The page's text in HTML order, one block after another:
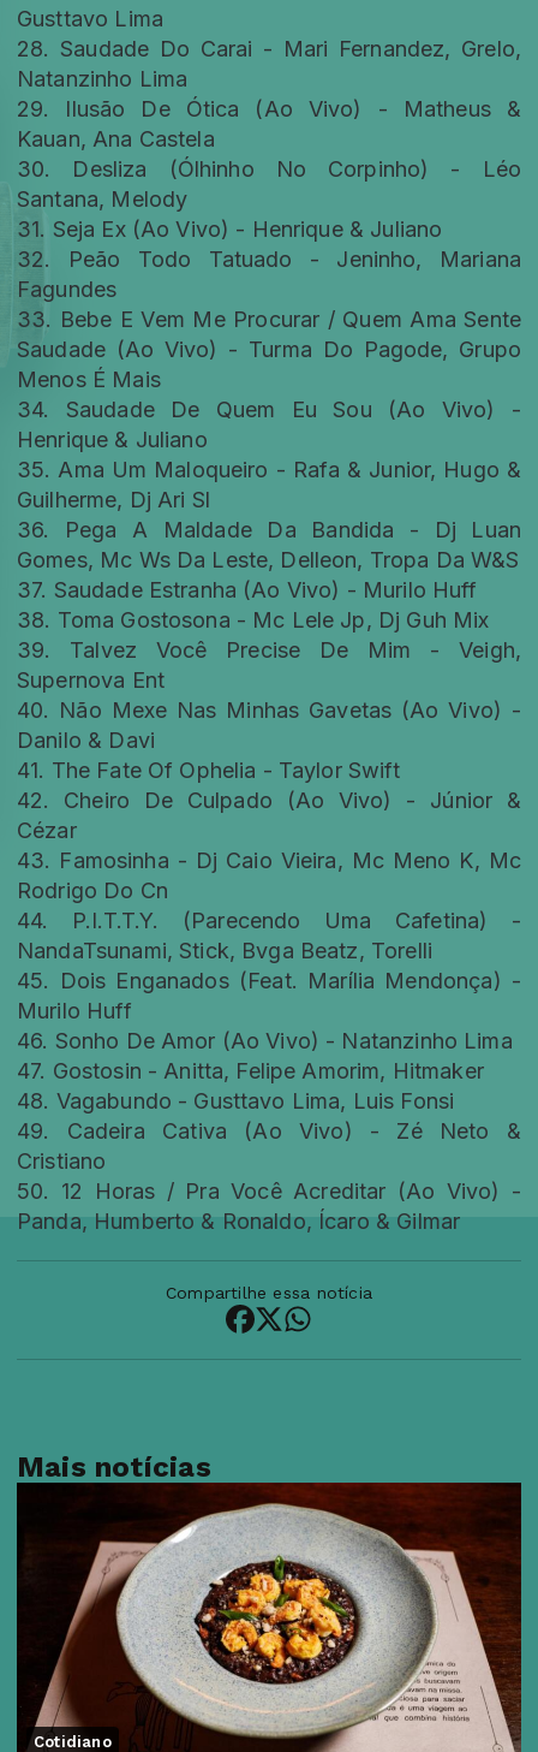
Gusttavo Lima
28. Saudade Do Carai - Mari Fernandez, Grelo,
Natanzinho Lima
29. Ilusão De Ótica (Ao Vivo) - Matheus &
Kauan, Ana Castela
30. Desliza (Ólhinho No Corpinho) - Léo
Santana, Melody
31. Seja Ex (Ao Vivo) - Henrique & Juliano
32. Peão Todo Tatuado - Jeninho, Mariana
Fagundes
33. Bebe E Vem Me Procurar / Quem Ama Sente
Saudade (Ao Vivo) - Turma Do Pagode, Grupo
Menos É Mais
34. Saudade De Quem Eu Sou (Ao Vivo) -
Henrique & Juliano
35. Ama Um Maloqueiro - Rafa & Junior, Hugo &
Guilherme, Dj Ari Sl
36. Pega A Maldade Da Bandida - Dj Luan
Gomes, Mc Ws Da Leste, Delleon, Tropa Da W&S
37. Saudade Estranha (Ao Vivo) - Murilo Huff
38. Toma Gostosona - Mc Lele Jp, Dj Guh Mix
39. Talvez Você Precise De Mim - Veigh,
Supernova Ent
40. Não Mexe Nas Minhas Gavetas (Ao Vivo) -
Danilo & Davi
41. The Fate Of Ophelia - Taylor Swift
42. Cheiro De Culpado (Ao Vivo) - Júnior &
Cézar
43. Famosinha - Dj Caio Vieira, Mc Meno K, Mc
Rodrigo Do Cn
44. P.I.T.T.Y. (Parecendo Uma Cafetina) -
NandaTsunami, Stick, Bvga Beatz, Torelli
45. Dois Enganados (Feat. Marília Mendonça) -
Murilo Huff
46. Sonho De Amor (Ao Vivo) - Natanzinho Lima
47. Gostosin - Anitta, Felipe Amorim, Hitmaker
48. Vagabundo - Gusttavo Lima, Luis Fonsi
49. Cadeira Cativa (Ao Vivo) - Zé Neto &
Cristiano
50. 12 Horas / Pra Você Acreditar (Ao Vivo) -
Panda, Humberto & Ronaldo, Ícaro & Gilmar
Compartilhe essa notícia
Mais notícias
Cotidiano